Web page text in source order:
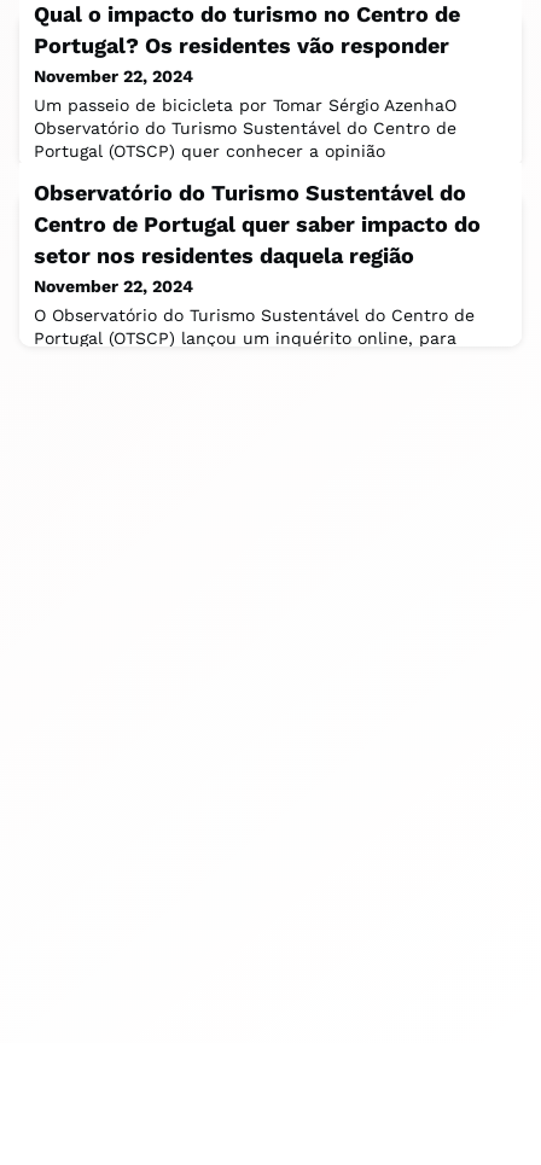
Qual o impacto do turismo no Centro de
Portugal? Os residentes vão responder
November 22, 2024
Um passeio de bicicleta por Tomar Sérgio AzenhaO
Observatório do Turismo Sustentável do Centro de
Portugal (OTSCP) quer conhecer a opinião
Observatório do Turismo Sustentável do
Centro de Portugal quer saber impacto do
setor nos residentes daquela região
November 22, 2024
O Observatório do Turismo Sustentável do Centro de
Portugal (OTSCP) lançou um inquérito online, para